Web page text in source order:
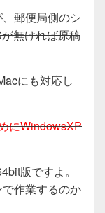
郵便局側のシ
無ければ原稿
にも対応し
にWindowsXP
版ですよ。
作業するのか